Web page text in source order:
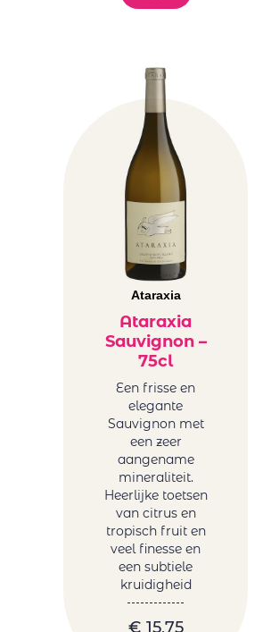
Ataraxia
Ataraxia
Sauvignon –
75cl
Een frisse en
elegante
Sauvignon met
een zeer
aangename
mineraliteit.
Heerlijke toetsen
van citrus en
tropisch fruit en
veel finesse en
een subtiele
kruidigheid
€ 15,75